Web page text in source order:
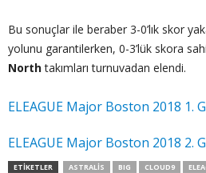
Bu sonuçlar ile beraber 3-0’lık skor
yolunu garantilerken, 0-3’lük skora
Northtakımları turnuvadan elendi.
ELEAGUE Major Boston 2018 1.
ELEAGUE Major Boston 2018 2.
ETIKETLER ASTRALIS BIG CLOUD9